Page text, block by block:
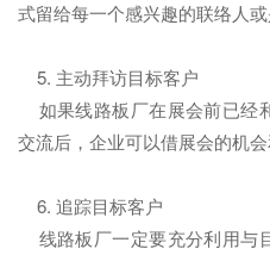
式留给每一个感兴趣的联络人或
5. 主动拜访目标客户
如果线路板厂在展会前已经
交流后，企业可以借展会的机会
6. 追踪目标客户
线路板厂一定要充分利用与